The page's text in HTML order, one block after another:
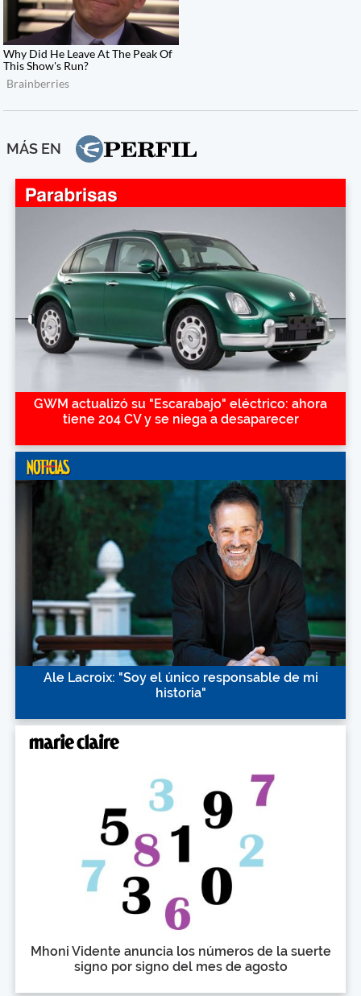
MÁS EN
GWM actualizó su "Escarabajo" eléctrico: ahora
tiene 204 CV y se niega a desaparecer
Ale Lacroix: "Soy el único responsable de mi
historia"
Mhoni Vidente anuncia los números de la suerte
signo por signo del mes de agosto